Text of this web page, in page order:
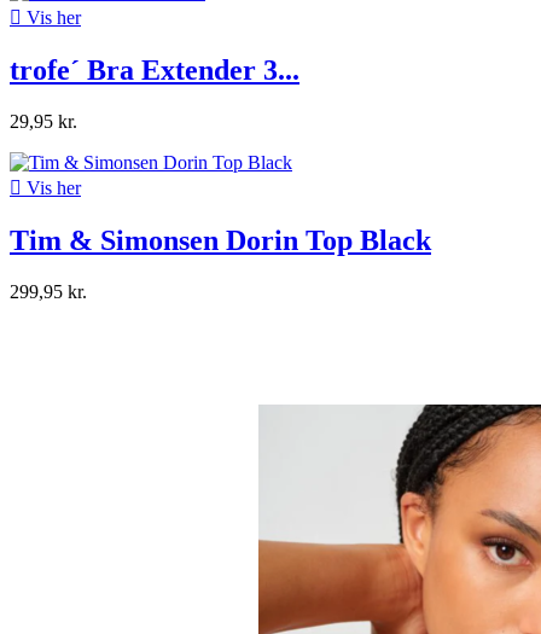
 Vis her
trofe´ Bra Extender 3...
29,95 kr.
 Vis her
Tim & Simonsen Dorin Top Black
299,95 kr.